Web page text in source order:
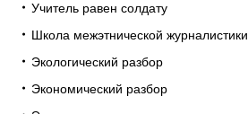
Учитель равен солдату
Школа межэтнической журналистики
Экологический разбор
Экономический разбор